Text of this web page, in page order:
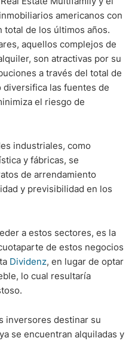
americanos con
total de los últimos años.
aquellos complejos de
son atractivas por su
a través del total de
diversifica las fuentes de
el riesgo de
industriales, como
y fábricas, se
de arrendamiento
y previsibilidad en los
a estos sectores, es la
de estos negocios
Dividenz, en lugar de optar
lo cual resultaría
inversores destinar su
se encuentran alquiladas y